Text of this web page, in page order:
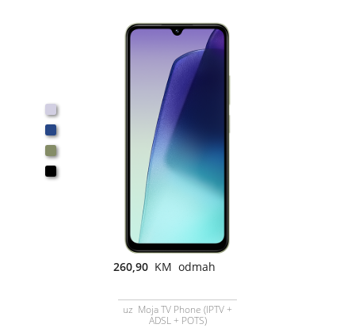
260,90 KM odmah
uz Moja TV Phone (IPTV +
ADSL + POTS)